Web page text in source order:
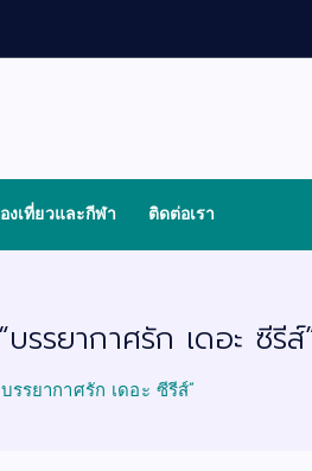
งเที่ยวและกีฬา ติดต่อเรา
รยากาศรัก เดอะ ซีรีส์
รรยากาศรัก เดอะ ซีรีส์”